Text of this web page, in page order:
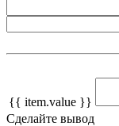
{{ item.value }}
Сделайте вывод